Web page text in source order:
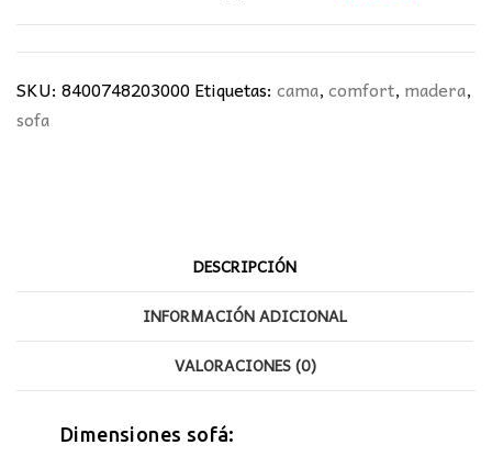
SKU: 8400748203000Etiquetas: cama,comfort, madera,
sofa
DESCRIPCIÓN
INFORMACIÓN ADICIONAL
VALORACIONES (0)
Dimensiones sofá: